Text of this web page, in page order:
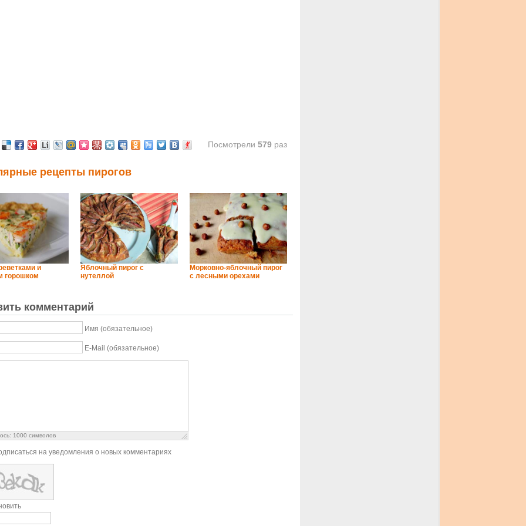
Посмотрели 579 раз
рецепты пирогов
и
горошком
Яблочный пирог с
нутеллой
Морковно-яблочный пирог
с лесными орехами
комментарий
Имя (обязательное)
E-Mail (обязательное)
1000 символов
на уведомления о новых комментариях